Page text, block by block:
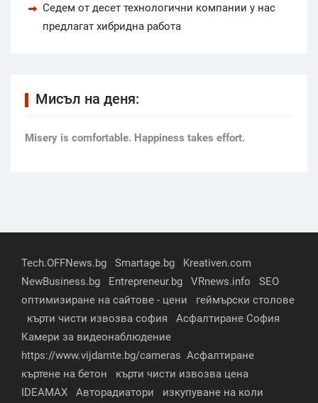
Седем от десет технологични компании у нас
предлагат хибридна работа
Мисъл на деня:
Мisery is comfortable. Happiness takes effort.
Tech.OFFNews.bg Smartage.bg
Kreativen.com
NewBusiness.bg
Entrepreneur.bg VRnews.info
SEO
оптимизиране на сайтове - цени
геймърски столове
кърти чисти извозва софия
Асфалтиране София
Камери за видеонаблюдение
https://www.vijdamte.bg/cameras Асфалтиране
къртене на бетон
кърти чисти извозва цена
IDEAMAX
Авторадиатори изкупуване на коли